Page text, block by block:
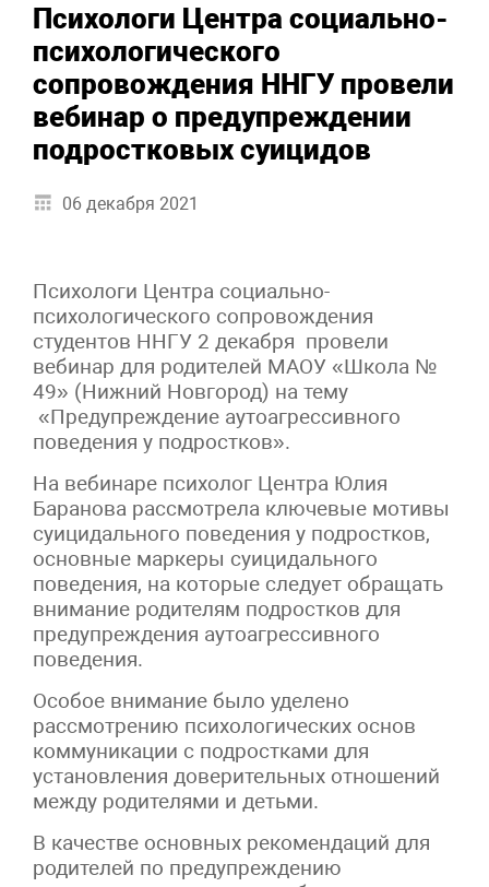
Психологи Центра социально-
психологического
сопровождения ННГУ провели
вебинар о предупреждении
подростковых суицидов
06 декабря 2021
Психологи Центра социально-
психологического сопровождения
студентов ННГУ 2 декабря провели
вебинар для родителей МАОУ «Школа №
49» (Нижний Новгород) на тему
«Предупреждение аутоагрессивного
поведения у подростков».
На вебинаре психолог Центра Юлия
Баранова рассмотрела ключевые мотивы
суицидального поведения у подростков,
основные маркеры суицидального
поведения, на которые следует обращать
внимание родителям подростков для
предупреждения аутоагрессивного
поведения.
Особое внимание было уделено
рассмотрению психологических основ
коммуникации с подростками для
установления доверительных отношений
между родителями и детьми.
В качестве основных рекомендаций для
родителей по предупреждению